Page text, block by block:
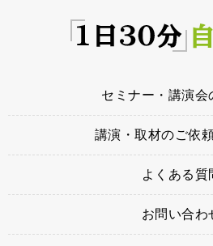
セミナー・講演会
講演・取材のご依
よくある質
お問い合わ